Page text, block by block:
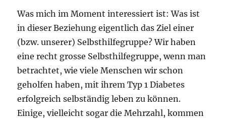
Was mich im Moment interessiert ist: Was ist
in dieser Beziehung eigentlich das Ziel einer
(bzw. unserer) Selbsthilfegruppe? Wir haben
eine recht grosse Selbsthilfegruppe, wenn man
betrachtet, wie viele Menschen wir schon
geholfen haben, mit ihrem Typ 1 Diabetes
erfolgreich selbständig leben zu können.
Einige, vielleicht sogar die Mehrzahl, kommen